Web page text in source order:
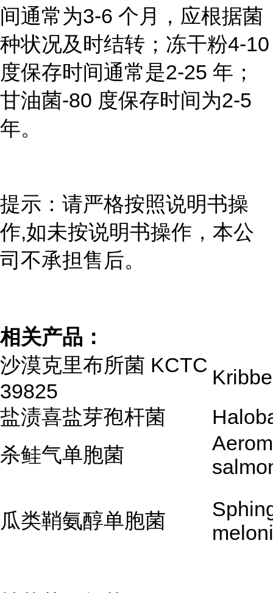
间通常为3-6 个月，应根据菌
种状况及时结转；冻干粉4-10
度保存时间通常是2-25 年；
甘油菌-80 度保存时间为2-5
年。
提示：请严格按照说明书操
作,如未按说明书操作，本公
司不承担售后。
相关产品：
沙漠克里布所菌 KCTC
39825
盐渍喜盐芽孢杆菌
杀鲑气单胞菌
瓜类鞘氨醇单胞菌